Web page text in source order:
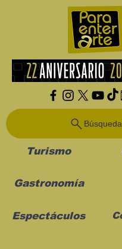
Búsqueda
Turismo
Gastronomía
Espectáculos